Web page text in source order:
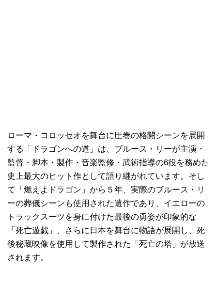
ローマ・コロッセオを舞台に圧巻の格闘シーンを展開
する「ドラゴンへの道」は、ブルース・リーが主演・
監督・脚本・製作・音楽監修・武術指導の6役を務めた
史上最大のヒット作として語り継がれています。そし
て「燃えよドラゴン」から５年、実際のブルース・リ
ーの葬儀シーンも使用された遺作であり、イエローの
トラックスーツを身に付けた最後の勇姿が印象的な
「死亡遊戯」、さらに日本を舞台に物語が展開し、死
後秘蔵映像を使用して製作された「死亡の塔」が放送
されます。